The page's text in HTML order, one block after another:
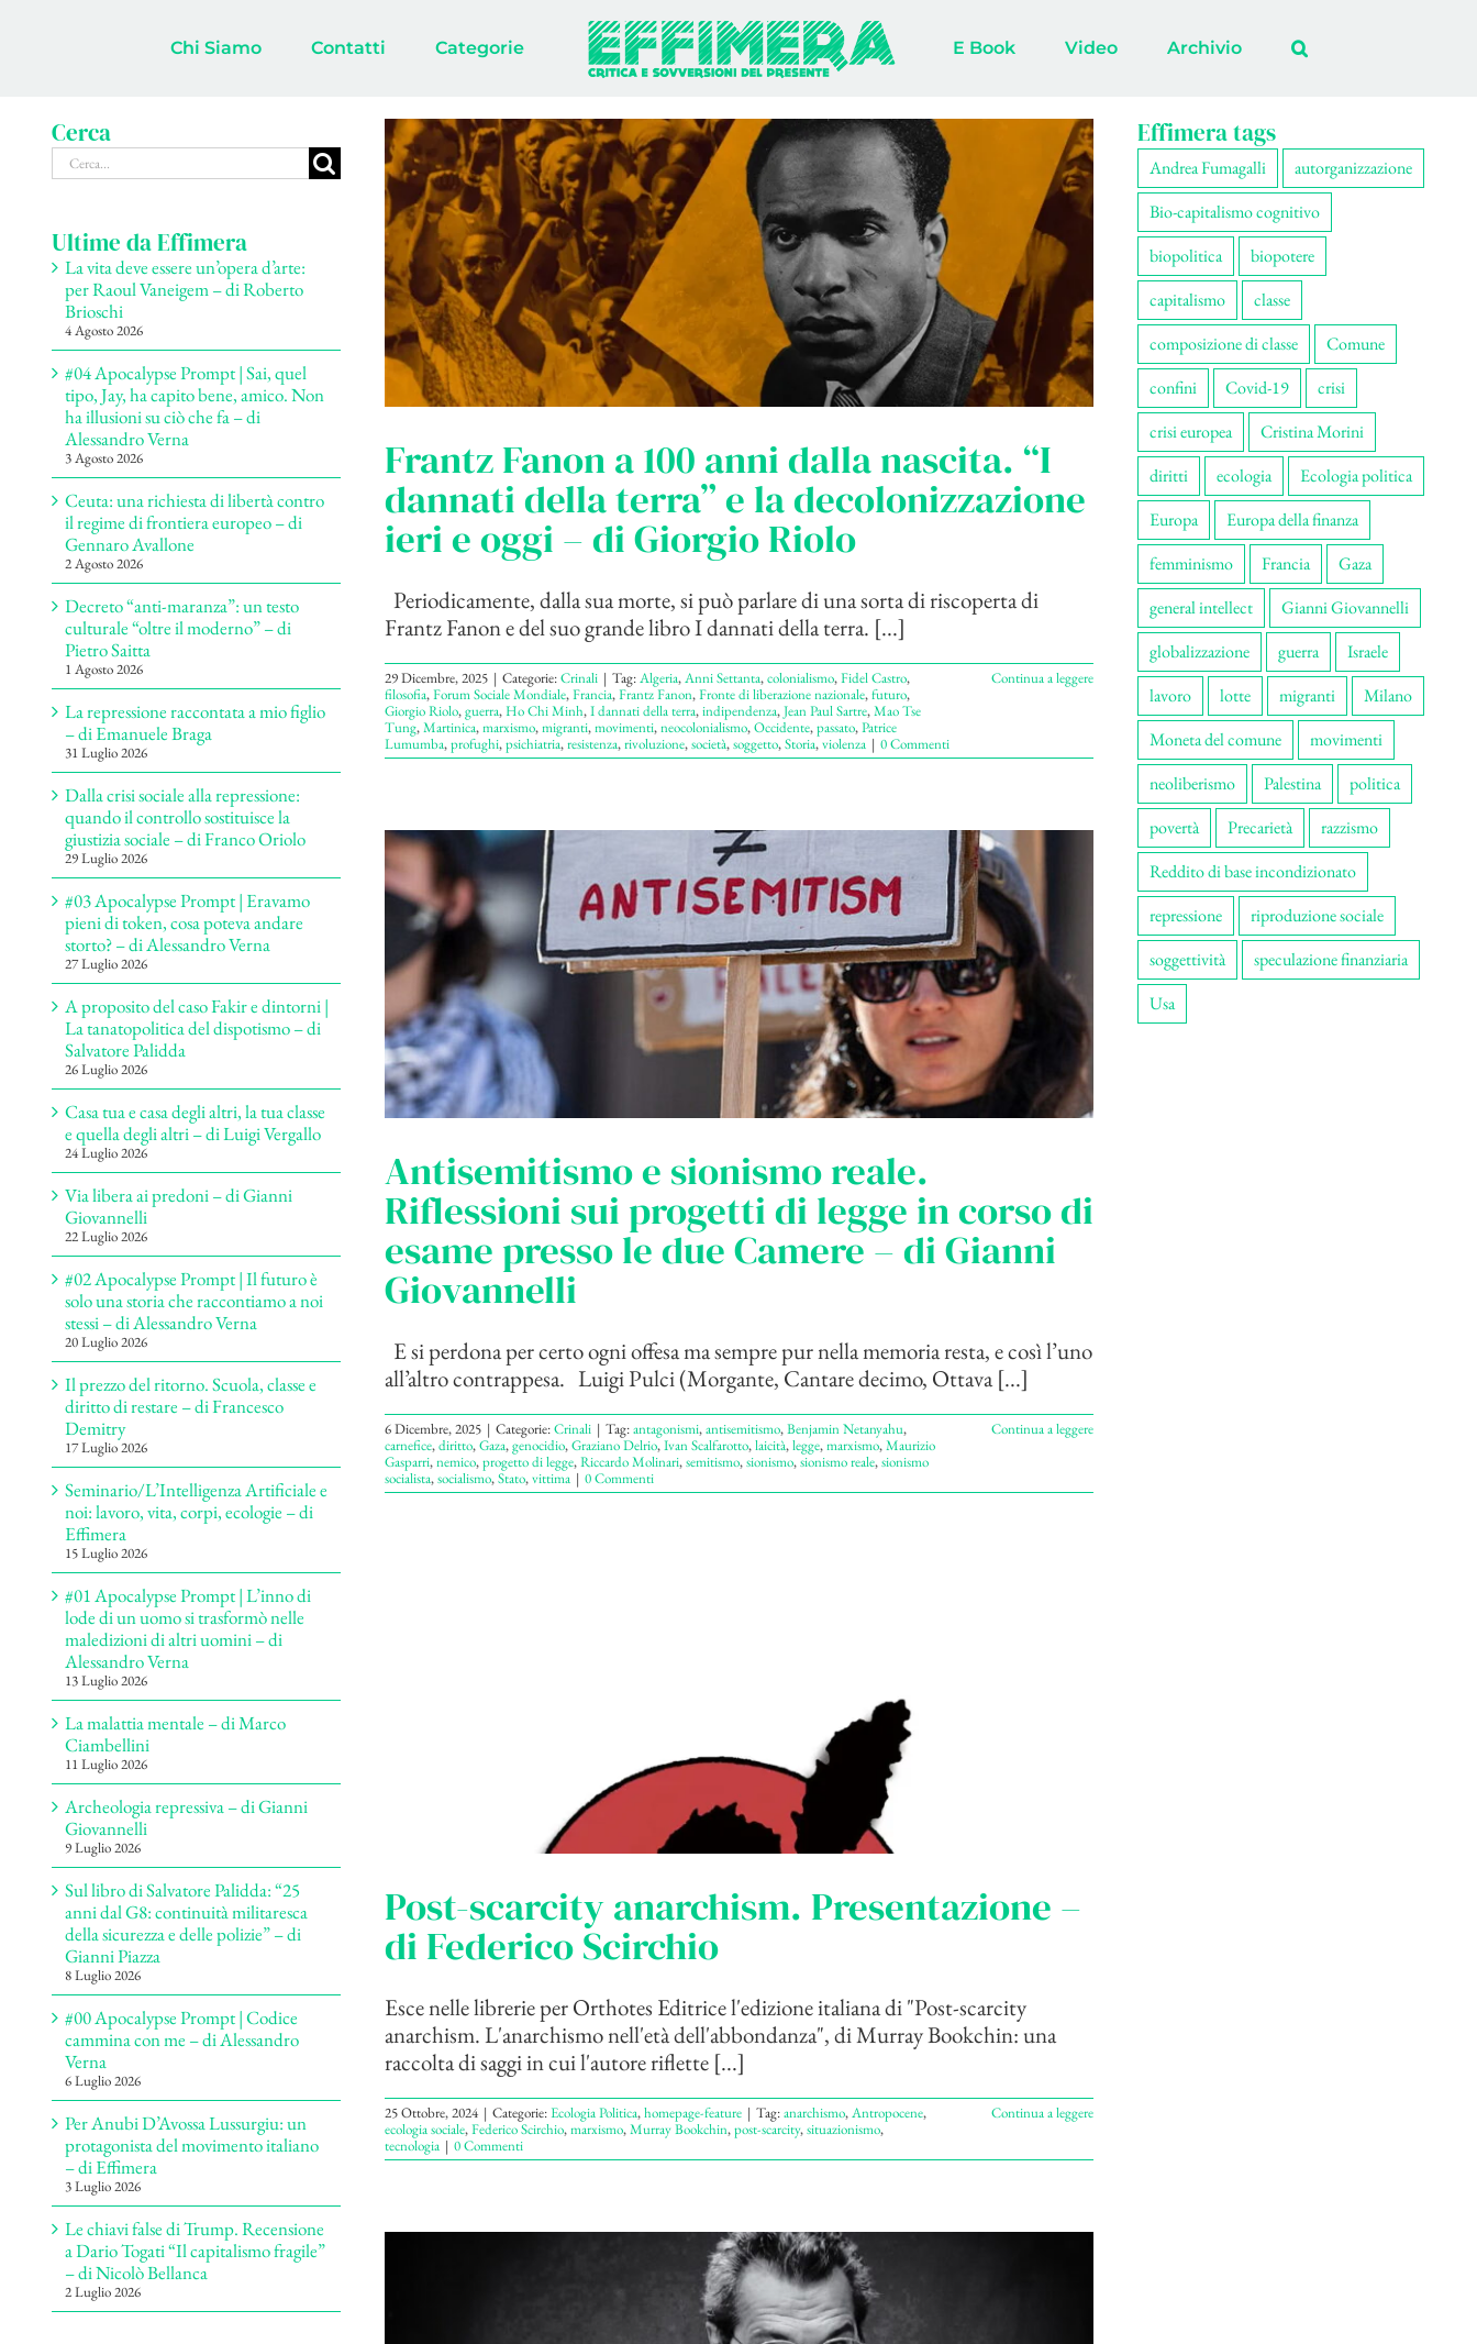
Chi Siamo Contatti Categorie E Book Video Archivio
Frantz Fanon a 100 anni dalla nascita. “I
dannati della terra” e la decolonizzazione
ieri e oggi – di Giorgio Riolo
Periodicamente, dalla sua morte, si può parlare di una sorta di riscoperta di
Frantz Fanon e del suo grande libro I dannati della terra. [...]
29 Dicembre, 2025 | Categorie:Crinali | Tag:Algeria,Anni Settanta,colonialismo,Fidel Castro,
filosofia,Forum Sociale Mondiale,Francia,Frantz Fanon,Fronte di liberazione nazionale,futuro,
Giorgio Riolo,guerra,Ho Chi Minh,I dannati della terra,indipendenza,Jean Paul Sartre,Mao Tse
Tung,Martinica,marxismo,migranti,movimenti,neocolonialismo,Occidente,passato,Patrice
Lumumba,profughi,psichiatria,resistenza,rivoluzione,società,soggetto,Storia,violenza | 0 Commenti
Continua a leggere
Antisemitismo e sionismo reale.
Riflessioni sui progetti di legge in corso di
esame presso le due Camere – di Gianni
Giovannelli
E si perdona per certo ogni offesa ma sempre pur nella memoria resta, e così l’uno
all’altro contrappesa. Luigi Pulci (Morgante, Cantare decimo, Ottava [...]
6 Dicembre, 2025 | Categorie:Crinali | Tag:antagonismi,antisemitismo,Benjamin Netanyahu,
carnefice,diritto,Gaza,genocidio,Graziano Delrio,Ivan Scalfarotto,laicità,legge,marxismo,Maurizio
Gasparri,nemico,progetto di legge,Riccardo Molinari,semitismo,sionismo,sionismo reale,sionismo
socialista,socialismo,Stato,vittima | 0 Commenti
Continua a leggere
Post-scarcity anarchism. Presentazione –
di Federico Scirchio
Esce nelle librerie per Orthotes Editrice l'edizione italiana di "Post-scarcity
anarchism. L'anarchismo nell'età dell'abbondanza", di Murray Bookchin: una
raccolta di saggi in cui l'autore riflette [...]
25 Ottobre, 2024 | Categorie:Ecologia Politica,homepage-feature | Tag:anarchismo,Antropocene,
ecologia sociale,Federico Scirchio,marxismo,Murray Bookchin,post-scarcity,situazionismo,
tecnologia | 0 Commenti
Continua a leggere
Cerca
Cerca
per:
Ultime da Effimera
La vita deve essere un’opera d’arte:
per Raoul Vaneigem – di Roberto
Brioschi
4 Agosto 2026
#04 Apocalypse Prompt | Sai, quel
tipo, Jay, ha capito bene, amico. Non
ha illusioni su ciò che fa – di
Alessandro Verna
3 Agosto 2026
Ceuta: una richiesta di libertà contro
il regime di frontiera europeo – di
Gennaro Avallone
2 Agosto 2026
Decreto “anti-maranza”: un testo
culturale “oltre il moderno” – di
Pietro Saitta
1 Agosto 2026
La repressione raccontata a mio figlio
– di Emanuele Braga
31 Luglio 2026
Dalla crisi sociale alla repressione:
quando il controllo sostituisce la
giustizia sociale – di Franco Oriolo
29 Luglio 2026
#03 Apocalypse Prompt | Eravamo
pieni di token, cosa poteva andare
storto? – di Alessandro Verna
27 Luglio 2026
A proposito del caso Fakir e dintorni |
La tanatopolitica del dispotismo – di
Salvatore Palidda
26 Luglio 2026
Casa tua e casa degli altri, la tua classe
e quella degli altri – di Luigi Vergallo
24 Luglio 2026
Via libera ai predoni – di Gianni
Giovannelli
22 Luglio 2026
#02 Apocalypse Prompt | Il futuro è
solo una storia che raccontiamo a noi
stessi – di Alessandro Verna
20 Luglio 2026
Il prezzo del ritorno. Scuola, classe e
diritto di restare – di Francesco
Demitry
17 Luglio 2026
Seminario/L’Intelligenza Artificiale e
noi: lavoro, vita, corpi, ecologie – di
Effimera
15 Luglio 2026
#01 Apocalypse Prompt | L’inno di
lode di un uomo si trasformò nelle
maledizioni di altri uomini – di
Alessandro Verna
13 Luglio 2026
La malattia mentale – di Marco
Ciambellini
11 Luglio 2026
Archeologia repressiva – di Gianni
Giovannelli
9 Luglio 2026
Sul libro di Salvatore Palidda: “25
anni dal G8: continuità militaresca
della sicurezza e delle polizie” – di
Gianni Piazza
8 Luglio 2026
#00 Apocalypse Prompt | Codice
cammina con me – di Alessandro
Verna
6 Luglio 2026
Per Anubi D’Avossa Lussurgiu: un
protagonista del movimento italiano
– di Effimera
3 Luglio 2026
Le chiavi false di Trump. Recensione
a Dario Togati “Il capitalismo fragile”
– di Nicolò Bellanca
2 Luglio 2026
Effimera tags
Andrea Fumagalli
autorganizzazione
Bio-capitalismo cognitivo
biopolitica
biopotere
capitalismo
classe
composizione di classe
Comune
confini
Covid-19
crisi
crisi europea
Cristina Morini
diritti
ecologia
Ecologia politica
Europa
Europa della finanza
femminismo
Francia
Gaza
general intellect
Gianni Giovannelli
globalizzazione
guerra
Israele
lavoro
lotte migranti
Milano
Moneta del comune
movimenti
neoliberismo
Palestina
politica
povertà
Precarietà
razzismo
Reddito di base incondizionato
repressione
riproduzione sociale
soggettività
speculazione finanziaria
Usa